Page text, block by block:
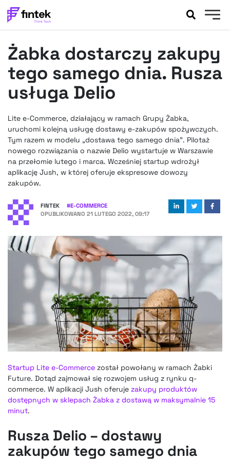
BANKOWOŚĆ
FELIETONY
WYWIADY
PODCASTY
FINTEKEXTRA
OKIEM EKSPERTA
Żabka dostarczy zakupy
tego samego dnia. Rusza
usługa Delio
Lite e-Commerce, działający w ramach Grupy Żabka,
uruchomi kolejną usługę dostawy e-zakupów spożywczych.
Tym razem w modelu „dostawa tego samego dnia”. Pilotaż
nowego rozwiązania o nazwie Delio wystartuje w Warszawie
na przełomie lutego i marca. Wcześniej startup wdrożył
aplikację Jush, w której oferuje ekspresowe dowozy
zakupów.
FINTEK #E-COMMERCE
OPUBLIKOWANO 21 LUTEGO 2022, 09:17
Startup Lite e-Commerce został powołany w ramach Żabki
Future. Dotąd zajmował się rozwojem usług z rynku q-
commerce. W aplikacji Jush oferuje zakupy produktów
dostępnych w sklepach Żabka z dostawą w maksymalnie 15
minut.
Rusza Delio – dostawy
zakupów tego samego dnia